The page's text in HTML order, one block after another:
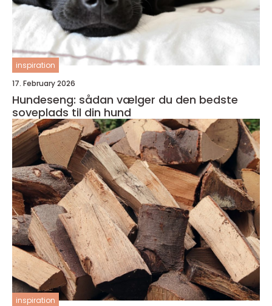
inspiration
17. February 2026
Hundeseng: sådan vælger du den bedste
soveplads til din hund
inspiration